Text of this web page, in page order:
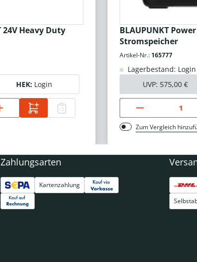
24V Heavy Duty
HEK: Login
BLAUPUNKT
Stromspeicher
Artikel-Nr.: 165777
Lagerbestand: Login
UVP: 575,00 €
Zum Vergleich
Zahlungsarten
Kartenzahlung